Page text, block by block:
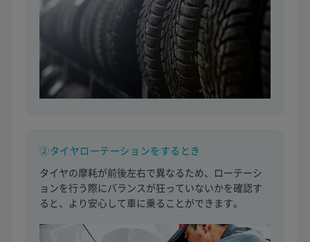
②タイヤローテーションをするとき
タイヤの摩耗が前後左右で異なるため、ローテーシ
ョンを行う際にバランスが狂っていないかを確認す
ると、より安心して車に乗ることができます。